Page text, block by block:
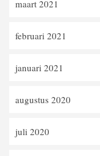
maart 2021
februari 2021
januari 2021
augustus 2020
juli 2020